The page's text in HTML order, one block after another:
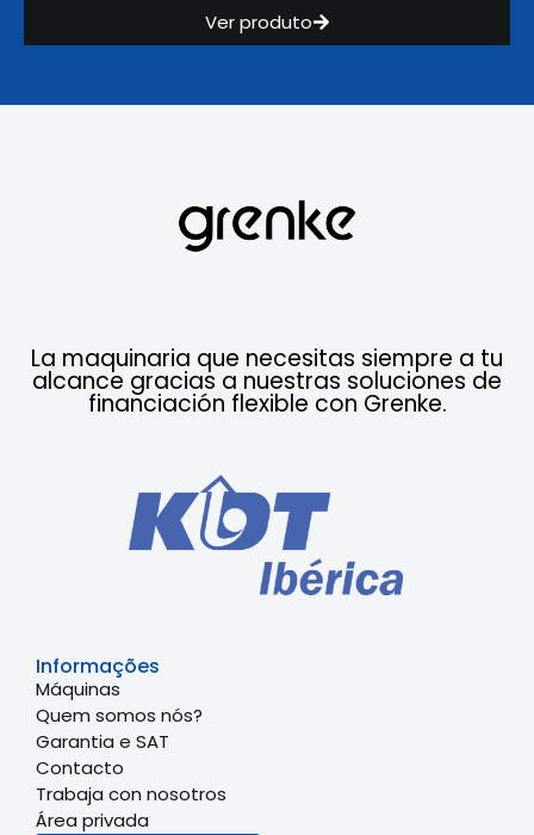
Ver produto
La maquinaria que necesitas siempre a tu
alcance gracias a nuestras soluciones de
financiación flexible con Grenke.
Informações
Máquinas
Quem somos nós?
Garantia e SAT
Contacto
Trabaja con nosotros
Área privada